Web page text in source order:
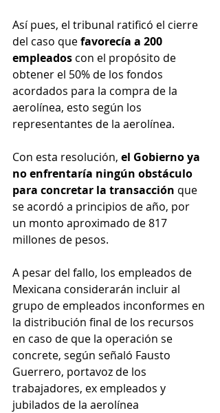
Así pues, el tribunal ratificó el cierre
del caso que favorecía a 200
empleados con el propósito de
obtener el 50% de los fondos
acordados para la compra de la
aerolínea, esto según los
representantes de la aerolínea.
Con esta resolución, el Gobierno ya
no enfrentaría ningún obstáculo
para concretar la transacción que
se acordó a principios de año, por
un monto aproximado de 817
millones de pesos.
A pesar del fallo, los empleados de
Mexicana considerarán incluir al
grupo de empleados inconformes en
la distribución final de los recursos
en caso de que la operación se
concrete, según señaló Fausto
Guerrero, portavoz de los
trabajadores, ex empleados y
jubilados de la aerolínea